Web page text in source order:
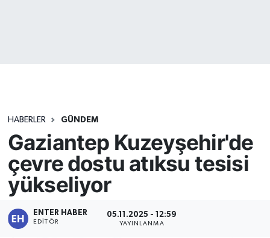
HABERLER GÜNDEM
Gaziantep Kuzeyşehir'de
çevre dostu atıksu tesisi
yükseliyor
ENTER HABER
EDITÖR
05.11.2025 - 12:59
YAYINLANMA